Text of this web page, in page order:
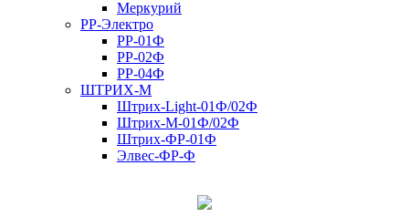
Меркурий
РР-Электро
РР-01Ф
РР-02Ф
РР-04Ф
ШТРИХ-М
Штрих-Light-01Ф/02Ф
Штрих-М-01Ф/02Ф
Штрих-ФР-01Ф
Элвес-ФР-Ф